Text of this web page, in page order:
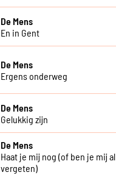
De Mens
En in Gent
De Mens
Ergens onderweg
De Mens
Gelukkig zijn
De Mens
Haat je mij nog (of ben je mij al
vergeten)